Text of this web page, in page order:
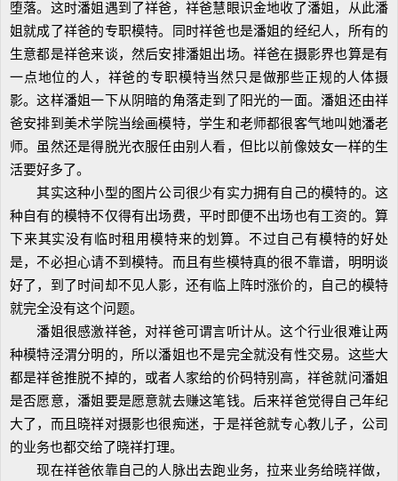
堕落。这时潘姐遇到了祥爸，祥爸慧眼识金地收了潘姐，从此潘
姐就成了祥爸的专职模特。同时祥爸也是潘姐的经纪人，所有的
生意都是祥爸来谈，然后安排潘姐出场。祥爸在摄影界也算是有
一点地位的人，祥爸的专职模特当然只是做那些正规的人体摄
影。这样潘姐一下从阴暗的角落走到了阳光的一面。潘姐还由祥
爸安排到美术学院当绘画模特，学生和老师都很客气地叫她潘老
师。虽然还是得脱光衣服任由别人看，但比以前像妓女一样的生
活要好多了。
其实这种小型的图片公司很少有实力拥有自己的模特的。这
种自有的模特不仅得有出场费，平时即便不出场也有工资的。算
下来其实没有临时租用模特来的划算。不过自己有模特的好处
是，不必担心请不到模特。而且有些模特真的很不靠谱，明明谈
好了，到了时间却不见人影，还有临上阵时涨价的，自己的模特
就完全没有这个问题。
潘姐很感激祥爸，对祥爸可谓言听计从。这个行业很难让两
种模特泾渭分明的，所以潘姐也不是完全就没有性交易。这些大
都是祥爸推脱不掉的，或者人家给的价码特别高，祥爸就问潘姐
是否愿意，潘姐要是愿意就去赚这笔钱。后来祥爸觉得自己年纪
大了，而且晓祥对摄影也很痴迷，于是祥爸就专心教儿子，公司
的业务也都交给了晓祥打理。
现在祥爸依靠自己的人脉出去跑业务，拉来业务给晓祥做，